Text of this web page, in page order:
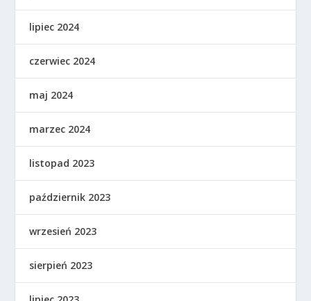
lipiec 2024
czerwiec 2024
maj 2024
marzec 2024
listopad 2023
październik 2023
wrzesień 2023
sierpień 2023